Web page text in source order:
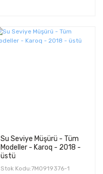
Su Seviye Müşürü - Tüm
Modeller - Karoq - 2018 -
üstü
Stok Kodu:7M0919376-1